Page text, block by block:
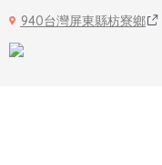
940台灣屏東縣枋寮鄉